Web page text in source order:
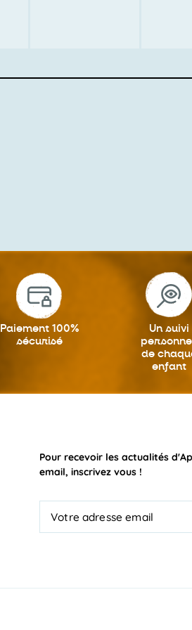
Paiement 100%
sécurisé
Un suivi
de
enfant
Pour recevoir les actualités
email, inscrivez vous !